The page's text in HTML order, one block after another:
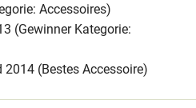
Accessoires)
(Gewinner Kategorie:
(Bestes Accessoire)